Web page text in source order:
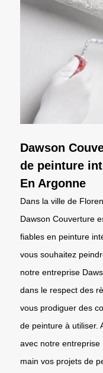
Dawson
de peinture
En Argonne
Dans la ville de
Dawson Couverture
fiables en peinture
vous souhaitez
notre entreprise
dans le respect des
vous prodiguer des
de peinture à utiliser.
avec notre
main vos projets de